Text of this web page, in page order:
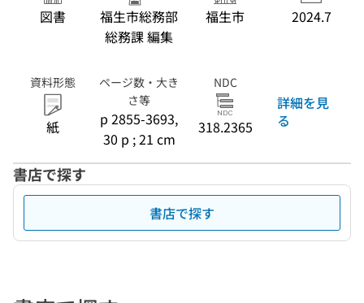
図書
福生市総務部
総務課 編集
福生市 2024.7
資料形態
紙
ページ数・大き
さ等
p 2855-3693,
30 p ; 21 cm
NDC
318.2365
詳細を見
る
書店で探す
書店で探す